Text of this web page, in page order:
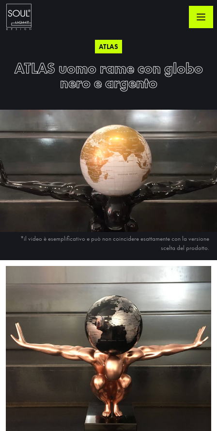
ATLAS
ATLAS uomo rame con globo
nero e argento
*il video è esemplificativo e può non coincidere esattamente con la versione
scelta del prodotto.